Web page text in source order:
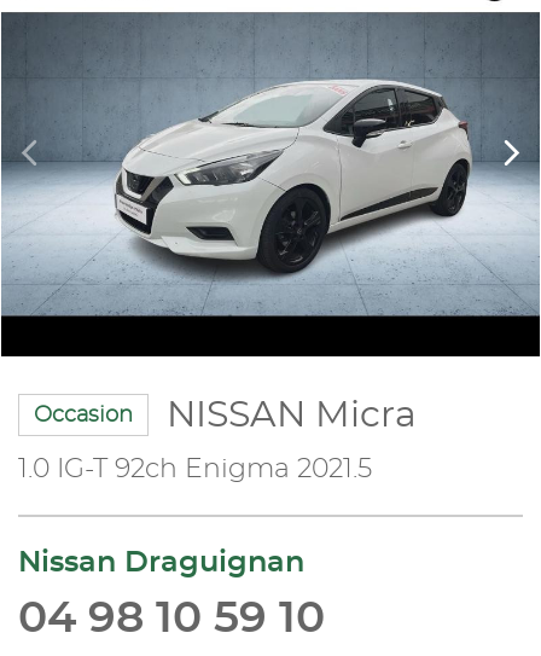
Occasion NISSAN Micra
1.0 IG-T 92ch Enigma 2021.5
Nissan Draguignan
04 98 10 59 10